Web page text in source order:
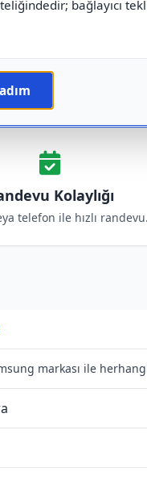
bağlayıcı
Kolaylığı
telefon ile hızlı randevu.
markası ile